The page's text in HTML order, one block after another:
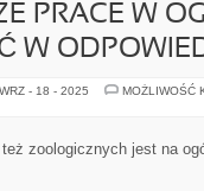
PRACE W
W
- 18 - 2025
MOŻLIWOŚĆ
zoologicznych jest na